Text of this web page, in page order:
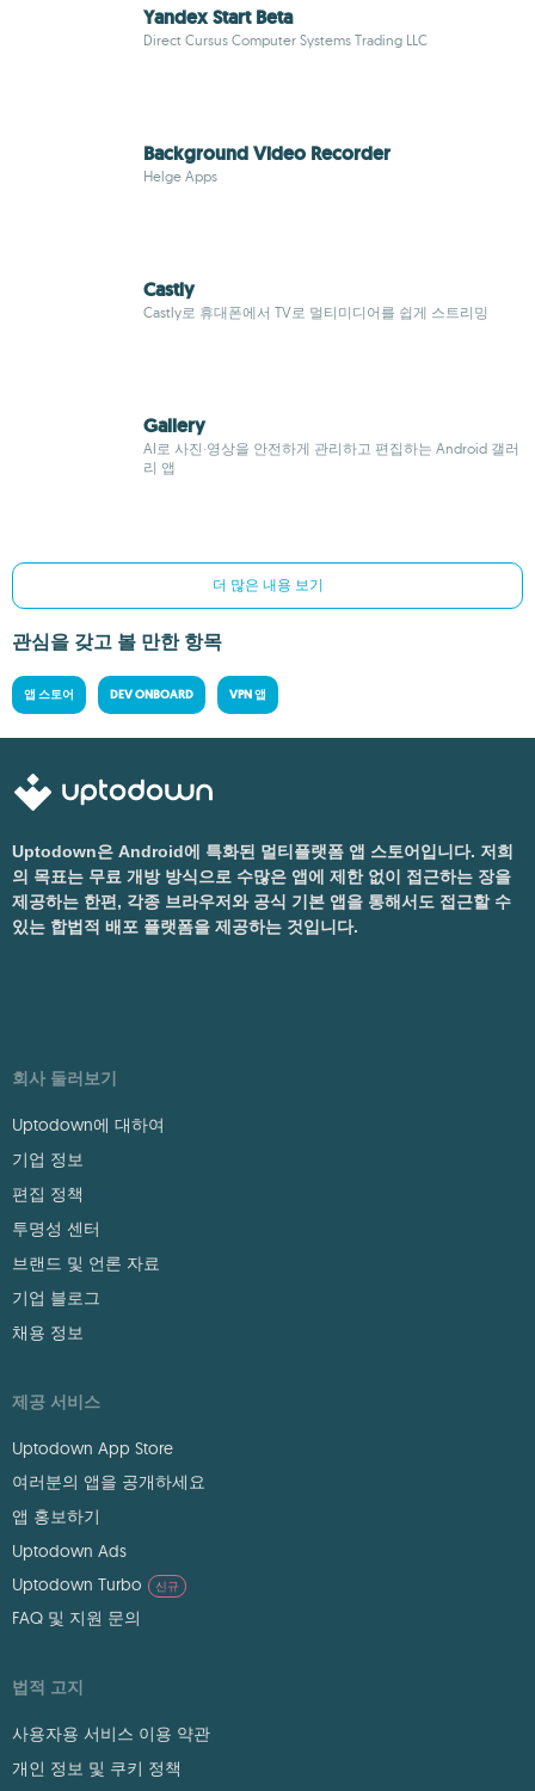
Yandex Start Beta
Direct Cursus Computer Systems Trading LLC
Background Video Recorder
Helge Apps
Castly
Castly로 휴대폰에서 TV로 멀티미디어를 쉽게 스트리밍
Gallery
AI로 사진·영상을 안전하게 관리하고 편집하는 Android 갤러
리 앱
더 많은 내용 보기
관심을 갖고 볼 만한 항목
앱 스토어 DEV ONBOARD VPN 앱
Uptodown은 Android에 특화된 멀티플랫폼 앱 스토어입니다. 저희
의 목표는 무료 개방 방식으로 수많은 앱에 제한 없이 접근하는 장을
제공하는 한편, 각종 브라우저와 공식 기본 앱을 통해서도 접근할 수
있는 합법적 배포 플랫폼을 제공하는 것입니다.
회사 둘러보기
Uptodown에 대하여
기업 정보
편집 정책
투명성 센터
브랜드 및 언론 자료
기업 블로그
채용 정보
제공 서비스
Uptodown App Store
여러분의 앱을 공개하세요
앱 홍보하기
Uptodown Ads
Uptodown Turbo
신규
FAQ 및 지원 문의
법적 고지
사용자용 서비스 이용 약관
개인 정보 및 쿠키 정책